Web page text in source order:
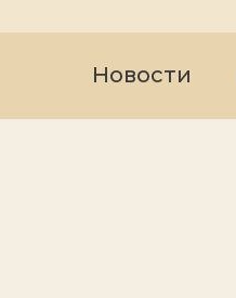
Новости